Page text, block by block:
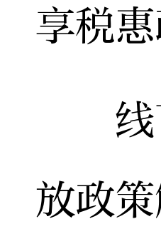
享税惠
线下
放政